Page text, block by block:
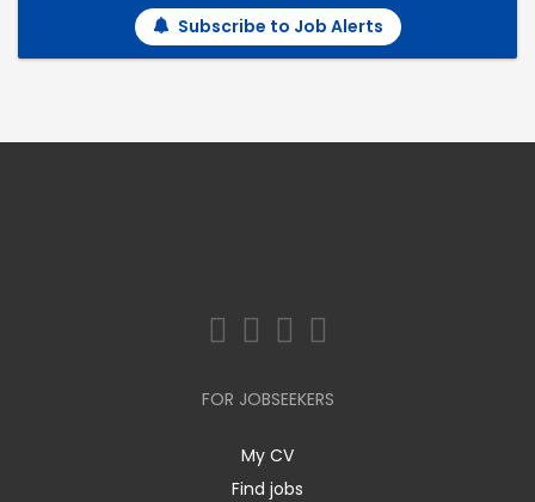
Subscribe to Job Alerts
FOR JOBSEEKERS
My CV
Find jobs